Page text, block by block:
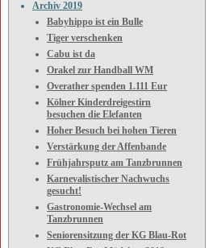
Archiv 2019
Babyhippo ist ein Bulle
Tiger verschenken
Cabu ist da
Orakel zur Handball WM
Overather spenden 1.111 Eur
Kölner Kinderdreigestirn
besuchen die Elefanten
Hoher Besuch bei hohen Tieren
Verstärkung der Affenbande
Frühjahrsputz am Tanzbrunnen
Karnevalistischer Nachwuchs
gesucht!
Gastronomie-Wechsel am
Tanzbrunnen
Seniorensitzung der KG Blau-Rot